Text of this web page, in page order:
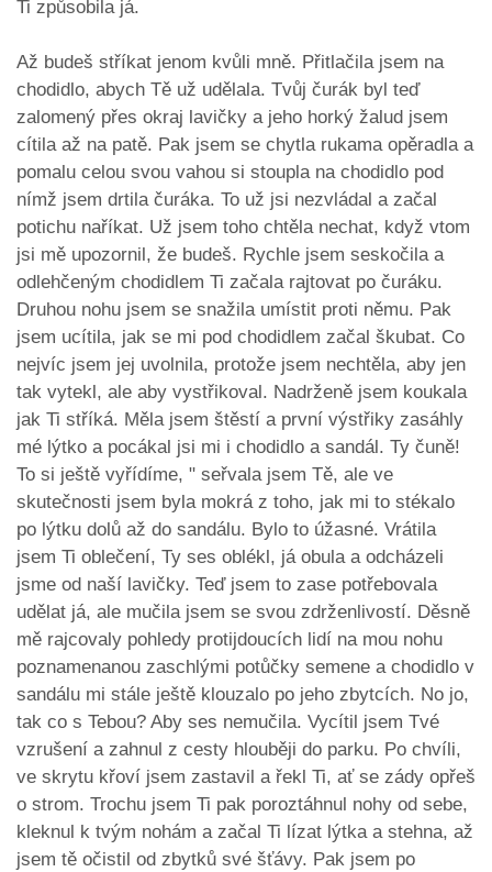
Ti způsobila já.
Až budeš stříkat jenom kvůli mně. Přitlačila jsem na
chodidlo, abych Tě už udělala. Tvůj čurák byl teď
zalomený přes okraj lavičky a jeho horký žalud jsem
cítila až na patě. Pak jsem se chytla rukama opěradla a
pomalu celou svou vahou si stoupla na chodidlo pod
nímž jsem drtila čuráka. To už jsi nezvládal a začal
potichu naříkat. Už jsem toho chtěla nechat, když vtom
jsi mě upozornil, že budeš. Rychle jsem seskočila a
odlehčeným chodidlem Ti začala rajtovat po čuráku.
Druhou nohu jsem se snažila umístit proti němu. Pak
jsem ucítila, jak se mi pod chodidlem začal škubat. Co
nejvíc jsem jej uvolnila, protože jsem nechtěla, aby jen
tak vytekl, ale aby vystřikoval. Nadrženě jsem koukala
jak Ti stříká. Měla jsem štěstí a první výstřiky zasáhly
mé lýtko a pocákal jsi mi i chodidlo a sandál. Ty čuně!
To si ještě vyřídíme, " seřvala jsem Tě, ale ve
skutečnosti jsem byla mokrá z toho, jak mi to stékalo
po lýtku dolů až do sandálu. Bylo to úžasné. Vrátila
jsem Ti oblečení, Ty ses oblékl, já obula a odcházeli
jsme od naší lavičky. Teď jsem to zase potřebovala
udělat já, ale mučila jsem se svou zdrženlivostí. Děsně
mě rajcovaly pohledy protijdoucích lidí na mou nohu
poznamenanou zaschlými potůčky semene a chodidlo v
sandálu mi stále ještě klouzalo po jeho zbytcích. No jo,
tak co s Tebou? Aby ses nemučila. Vycítil jsem Tvé
vzrušení a zahnul z cesty hlouběji do parku. Po chvíli,
ve skrytu křoví jsem zastavil a řekl Ti, ať se zády opřeš
o strom. Trochu jsem Ti pak poroztáhnul nohy od sebe,
kleknul k tvým nohám a začal Ti lízat lýtka a stehna, až
jsem tě očistil od zbytků své šťávy. Pak jsem po